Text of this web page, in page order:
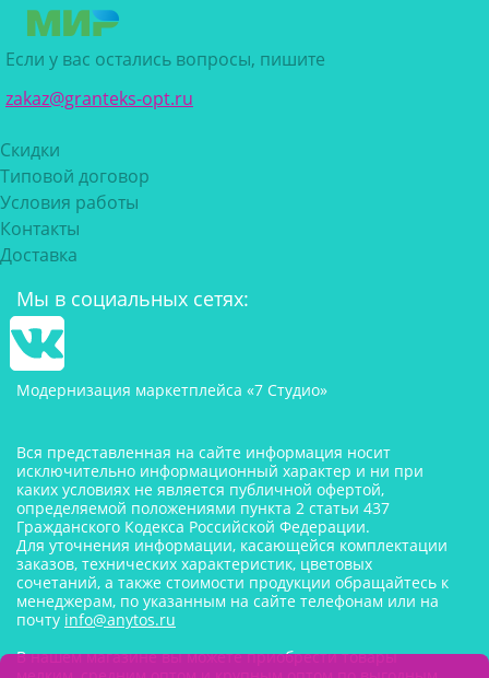
Если у вас остались вопросы, пишите
zakaz@granteks-opt.ru
Скидки
Типовой договор
Условия работы
Контакты
Доставка
Мы в социальных сетях:
Модернизация маркетплейса «7 Студио»
Вся представленная на сайте информация носит
исключительно информационный характер и ни при
каких условиях не является публичной офертой,
определяемой положениями пункта 2 статьи 437
Гражданского Кодекса Российской Федерации.
Для уточнения информации, касающейся комплектации
заказов, технических характеристик, цветовых
сочетаний, а также стоимости продукции обращайтесь к
менеджерам, по указанным на сайте телефонам или на
почту info@anytos.ru
В нашем магазине вы можете приобрести товары